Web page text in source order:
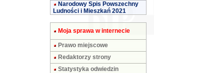
Narodowy Spis Powszechny
Ludności i Mieszkań 2021
Moja sprawa w internecie
Prawo miejscowe
Redaktorzy strony
Statystyka odwiedzin